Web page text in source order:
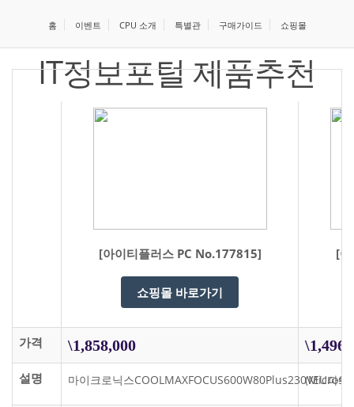
홈 이벤트 CPU 소개 특별관 구매가이드 쇼핑몰
IT정보포털 제품추천
[아이티플러스 PC No.177815] [
쇼핑몰 바로가기
가격 \1,858,000
설명 마이크로닉스COOLMAXFOCUS600W80Plus230VEU파